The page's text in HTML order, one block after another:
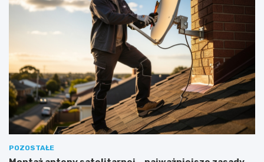
POZOSTAŁE